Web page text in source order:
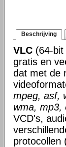
Beschrijving
VLC (64-
gratis en
dat met de
mpeg, asf,
wma, mp3,
VCD's,
protocollen